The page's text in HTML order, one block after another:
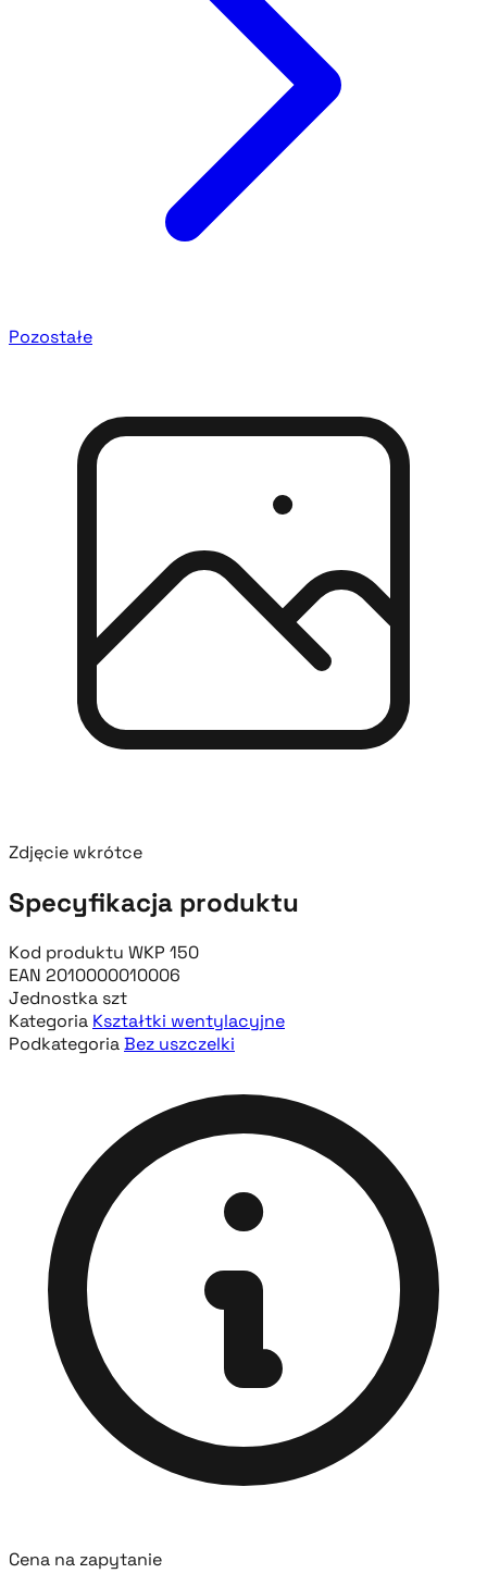
Pozostałe
Zdjęcie wkrótce
Specyfikacja produktu
Kod produktu WKP 150
EAN 2010000010006
Jednostka szt
Kategoria Kształtki wentylacyjne
PodkategoriaBez uszczelki
Cena na zapytanie